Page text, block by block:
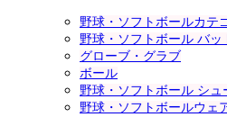
野球・ソフトボールカテ
野球・ソフトボール バッ
グローブ・グラブ
ボール
野球・ソフトボール シュ
野球・ソフトボールウェ